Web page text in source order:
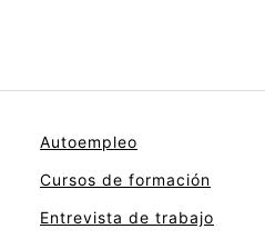
Autoempleo
Cursos de formación
Entrevista de trabajo